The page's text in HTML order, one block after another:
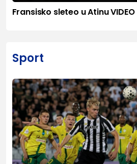
Fransisko sleteo u Atinu VIDEO
Sport